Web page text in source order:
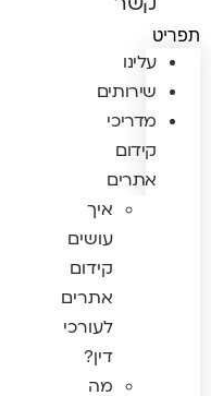
תפריט
עלינו
שירותים
מדריכי
קידום
אתרים
איך
עושים
קידום
אתרים
לעורכי
דין?
מה